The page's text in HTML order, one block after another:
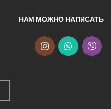
НАМ МОЖНО НАПИСАТЬ